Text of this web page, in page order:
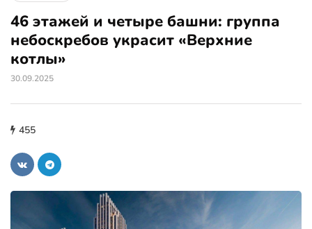
46 этажей и четыре башни: группа
небоскребов украсит «Верхние
котлы»
30.09.2025
455